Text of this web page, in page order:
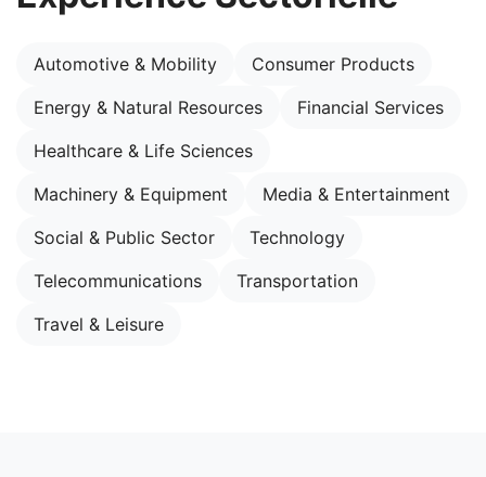
Automotive & Mobility
Consumer Products
Energy & Natural Resources
Financial Services
Healthcare & Life Sciences
Machinery & Equipment
Media & Entertainment
Social & Public Sector
Technology
Telecommunications
Transportation
Travel & Leisure